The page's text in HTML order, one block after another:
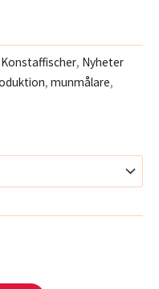
Konstaffischer, Nyheter
, munmålare,